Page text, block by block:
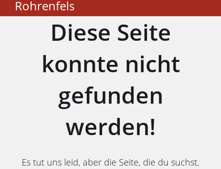
Rohrenfels
Diese Seite
konnte nicht
gefunden
werden!
Es tut uns leid, aber die Seite, die du suchst,